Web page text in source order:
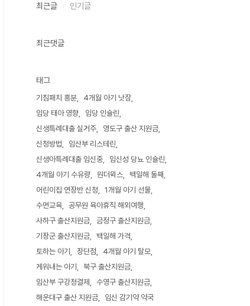
최근글 인기글
최근댓글
태그
기침패치 흥분
4개월 아기 낫잠
임당 태아 영향
임당 인슐린
신생특례대출 실거주
영도구 출산 지원금
신청방법
임산부 리스테린
신생아특례대출 임신중
임신성 당뇨 인슐린
4개월 아기 수유량
원더윅스
백일해 둘째
어린이집 연장반 신청
1개월 아기 선물
수면교육
공무원 육아휴직 해외여행
사하구 출산지원금
금정구 출산지원금
기장군 출산지원금
백일해 가격
토하는 아기
장단점
4개월 아기 탈모
게워내는 아기
북구 출산지원금
임산부 구강청결제
수영구 출산지원금
해운대구 출산 지원금
임신 감기약 약국